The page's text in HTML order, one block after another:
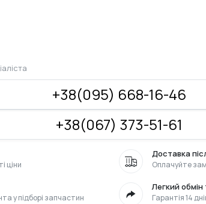
+38(095) 668-16-46
+38(067) 373-51-61
ціни
Доставка
Оплачуйте
у підборі запчастин
Легкий
Гарантія 14